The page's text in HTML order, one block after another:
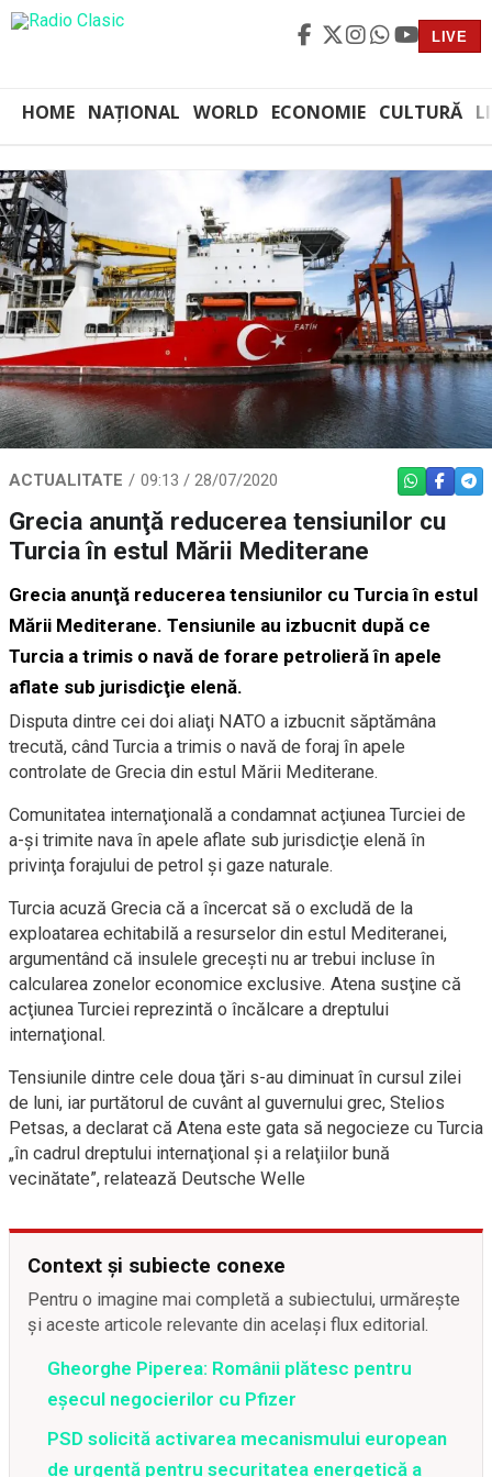
LIVE
HOME NAȚIONAL WORLD ECONOMIE CULTURĂ
ACTUALITATE 09:13 / 28/07/2020 WHATSAPP
Grecia anunţă reducerea tensiunilor cu
Turcia în estul Mării Mediterane
Grecia anunţă reducerea tensiunilor cu Turcia în estul
Mării Mediterane. Tensiunile au izbucnit după ce
Turcia a trimis o navă de forare petrolieră în apele
aflate sub jurisdicţie elenă.
Disputa dintre cei doi aliaţi NATO a izbucnit săptămâna
trecută, când Turcia a trimis o navă de foraj în apele
controlate de Grecia din estul Mării Mediterane.
Comunitatea internaţională a condamnat acţiunea Turciei de
a-şi trimite nava în apele aflate sub jurisdicţie elenă în
privinţa forajului de petrol şi gaze naturale.
Turcia acuză Grecia că a încercat să o excludă de la
exploatarea echitabilă a resurselor din estul Mediteranei,
argumentând că insulele greceşti nu ar trebui incluse în
calcularea zonelor economice exclusive. Atena susţine că
acţiunea Turciei reprezintă o încălcare a dreptului
internaţional.
Tensiunile dintre cele doua ţări s-au diminuat în cursul zilei
de luni, iar purtătorul de cuvânt al guvernului grec, Stelios
Petsas, a declarat că Atena este gata să negocieze cu Turcia
„în cadrul dreptului internaţional şi a relaţiilor bună
vecinătate”, relatează Deutsche Welle
Context și subiecte conexe
Pentru o imagine mai completă a subiectului, urmărește
și aceste articole relevante din același flux editorial.
Gheorghe Piperea: Românii plătesc pentru
eșecul negocierilor cu Pfizer
PSD solicită activarea mecanismului european
de urgență pentru securitatea energetică a